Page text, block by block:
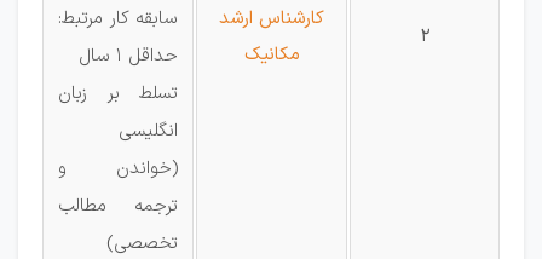
2
کارشناس ارشد
مکانیک
سابقه کار مرتبط:
حداقل 1 سال
تسلط بر زبان
انگلیسی
(خواندن و
ترجمه مطالب
تخصصی)